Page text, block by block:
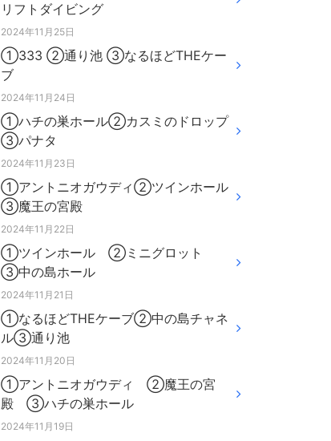
リフトダイビング
2024年11月25日
①333 ②通り池 ③なるほどTHEケー
ブ
2024年11月24日
①ハチの巣ホール②カスミのドロップ
③パナタ
2024年11月23日
①アントニオガウディ②ツインホール
③魔王の宮殿
2024年11月22日
①ツインホール ②ミニグロット
③中の島ホール
2024年11月21日
①なるほどTHEケーブ②中の島チャネ
ル③通り池
2024年11月20日
①アントニオガウディ ②魔王の宮
殿 ③ハチの巣ホール
2024年11月19日